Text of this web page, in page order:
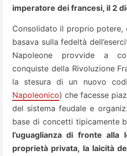
imperatore dei francesi, il 2
Consolidato il proprio potere,
basava sulla fedeltà
Napoleone provvide a
conquiste della Rivoluzione
la stesura di un nuovo
Napoleonico) che facesse
del sistema feudale e
base di concetti tipicamente
l’uguaglianza di fronte alla
proprietà privata, la laicità